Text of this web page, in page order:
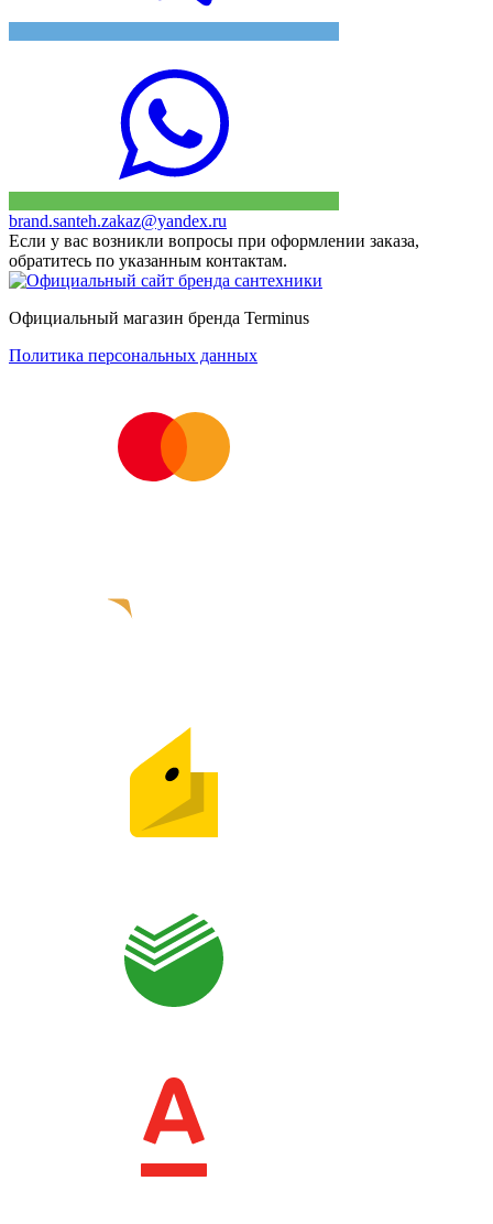
brand.santeh.zakaz@yandex.ru
Если у вас возникли вопросы при оформлении заказа,
обратитесь по указанным контактам.
Официальный магазин бренда Terminus
Политика персональных данных